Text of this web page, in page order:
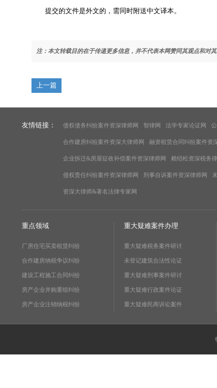
提交的文件是外文的，需同时附送中文译本。
注：本文转载目的在于传递更多信息，并不代表本网赞同其观点和对
上一篇
友情链接： 债权债务纠纷案件资深律师网 智律网 法学专家论证网
合作建房纠纷案件资深大律师网 融资租赁合同纠纷案件资
企业拆迁&房屋征收补偿案件资深律师网 赖绍松资深税务
侵权责任纠纷案件资深律师网 刑事自诉案件资深律师网
资深大律师&著名法律专家网
重点领域
厂房住宅买卖租赁纠纷
合作建房纳税争议纠纷
建设工程施工合同纠纷
房产企业并购重组纠纷
房产企业注销纳税纠纷
重大疑难案件办理
重大疑难税务案件研讨
未登记建筑合法性论证
重大疑难刑事案件研讨
重大疑难行政案件论证
重大疑难民商诉讼案件